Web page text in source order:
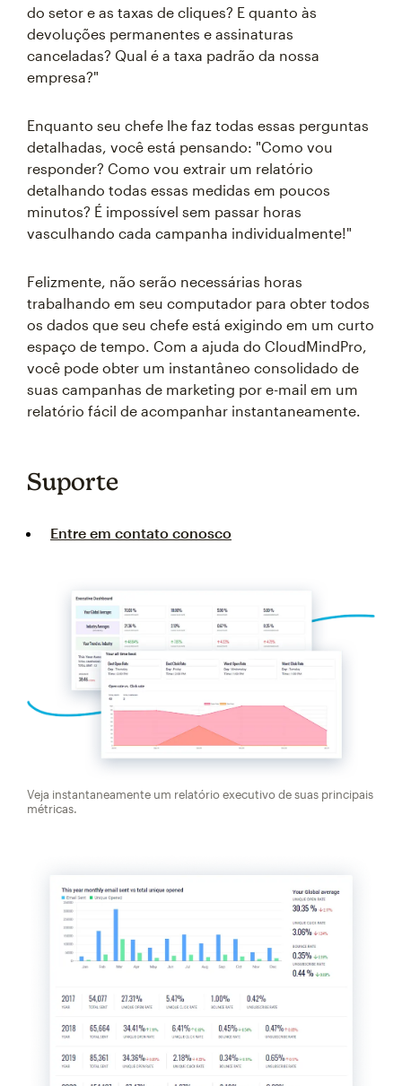
do setor e as taxas de cliques? E quanto às
devoluções permanentes e assinaturas
canceladas? Qual é a taxa padrão da nossa
empresa?"
Enquanto seu chefe lhe faz todas essas perguntas
detalhadas, você está pensando: "Como vou
responder? Como vou extrair um relatório
detalhando todas essas medidas em poucos
minutos? É impossível sem passar horas
vasculhando cada campanha individualmente!"
Felizmente, não serão necessárias horas
trabalhando em seu computador para obter todos
os dados que seu chefe está exigindo em um curto
espaço de tempo. Com a ajuda do CloudMindPro,
você pode obter um instantâneo consolidado de
suas campanhas de marketing por e-mail em um
relatório fácil de acompanhar instantaneamente.
Suporte
Entre em contato conosco
Veja instantaneamente um relatório executivo de suas principais
métricas.